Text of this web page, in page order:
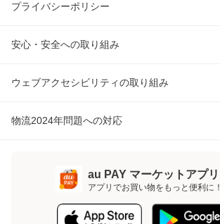
プライバシーポリシー
安心・安全への取り組み
ウェブアクセシビリティの取り組み
物流2024年問題への対応
au PAY マーケットアプリ
アプリでお買い物をもっと便利に！